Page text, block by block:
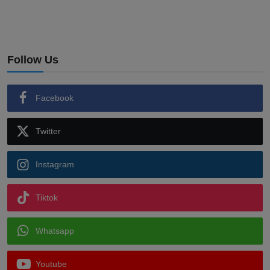
Follow Us
Facebook
Twitter
Instagram
Tiktok
Whatsapp
Youtube